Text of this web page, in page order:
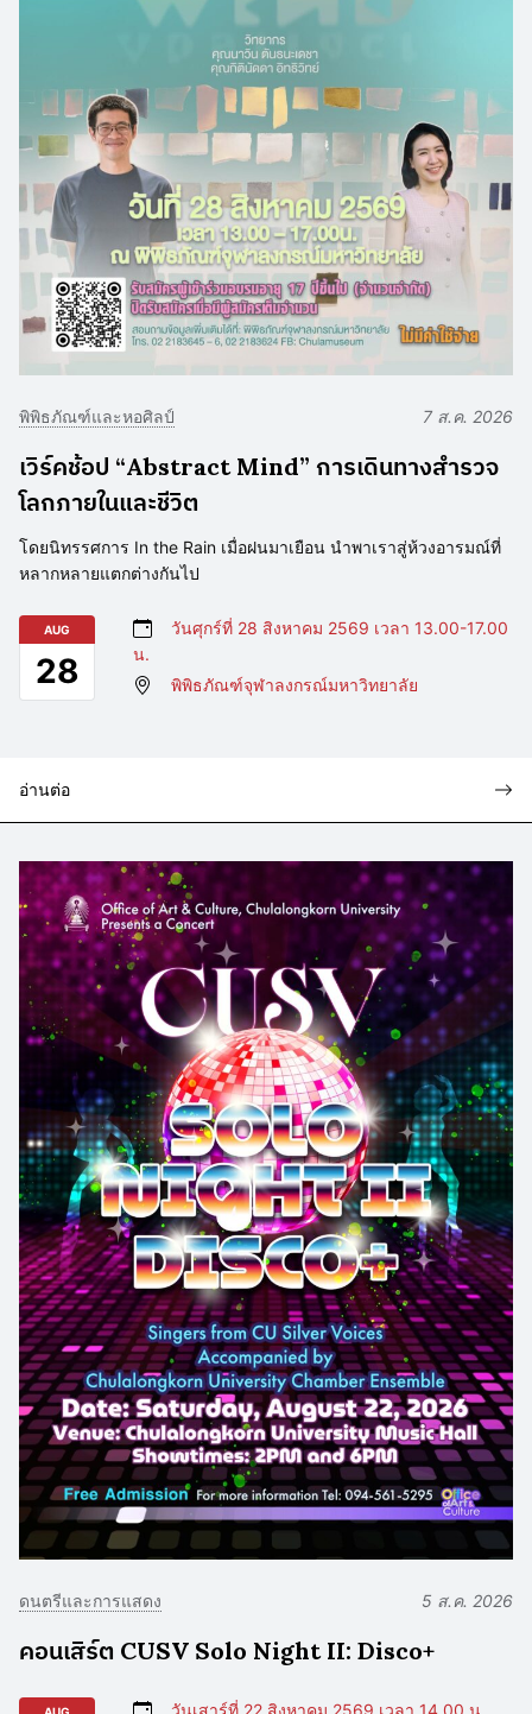
พิพิธภัณฑ์และหอศิลป์ 7 ส.ค. 2026
เวิร์คช้อป “Abstract Mind” การเดินทางสำรวจ
โลกภายในและชีวิต
โดยนิทรรศการ In the Rain เมื่อฝนมาเยือน นำพาเราสู่ห้วงอารมณ์ที่
หลากหลายแตกต่างกันไป
AUG
28
วันศุกร์ที่ 28 สิงหาคม 2569 เวลา 13.00-17.00
น.
พิพิธภัณฑ์จุฬาลงกรณ์มหาวิทยาลัย
อ่านต่อ
ดนตรีและการแสดง 5 ส.ค. 2026
คอนเสิร์ต CUSV Solo Night II: Disco+